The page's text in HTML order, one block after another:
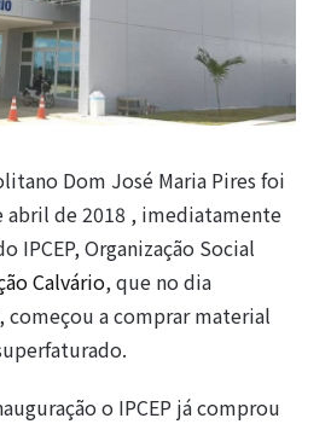
Dom José Maria Pires foi
abril de 2018 , imediatamente
IPCEP, Organização Social
Calvário, que no dia
começou a comprar material
o IPCEP já comprou